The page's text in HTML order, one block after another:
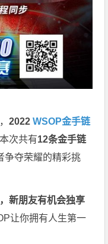
2022WSOP金手链
本次共有12条金手链
争夺荣耀的精彩挑
新朋友有机会独享
让你拥有人生第一